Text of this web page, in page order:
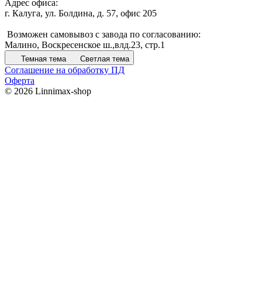
Адрес офиса:
г. Калуга, ул. Болдина, д. 57, офис 205
Возможен самовывоз с завода по согласованию:
Малино, Воскресенское ш.,влд.23, стр.1
Темная тема Светлая тема
Соглашение на обработку ПД
Оферта
© 2026 Linnimax-shop